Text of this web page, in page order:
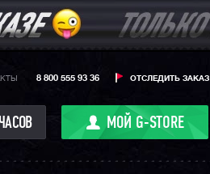
ОТСЛЕДИТЬ ЗАКАЗ
8 800 555 93 36
МОЙ G-STORE